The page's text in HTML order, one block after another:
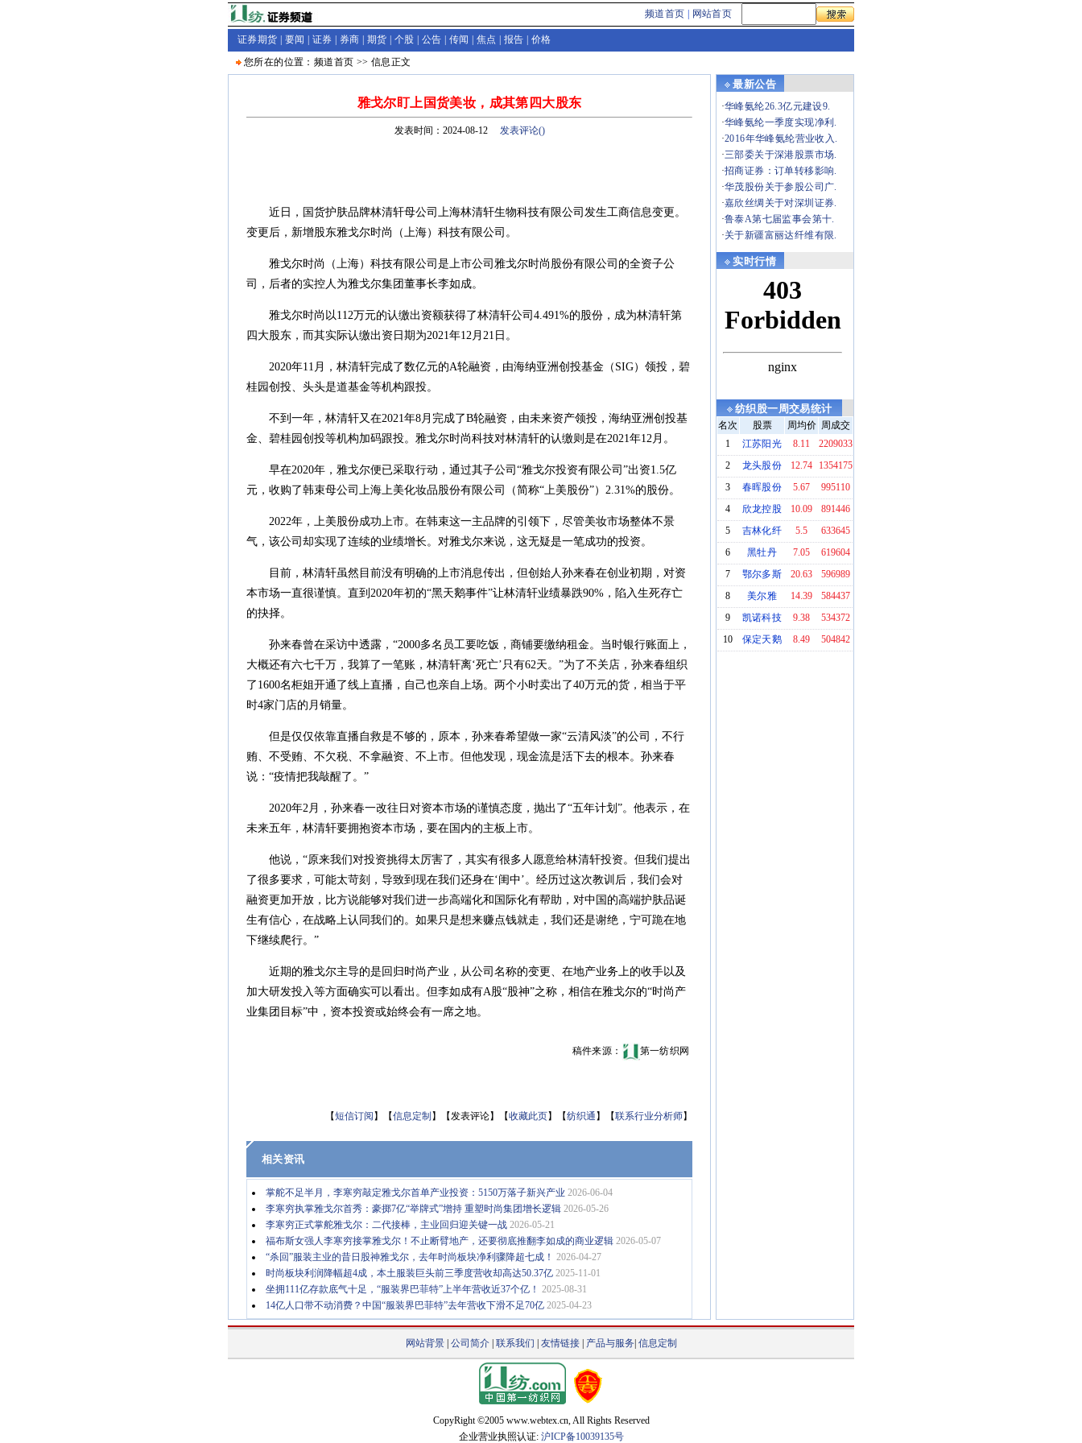
频道首页 网站首页
证券期货 | 要闻 证券 券商 期货 个股 公告 传闻 焦点 报告
价格
您所在的位置： 频道首页 >>信息正文
雅戈尔盯上国货美妆，成其第四大股东
发表时间：2024-08-12 发表评论()
近日，国货护肤品牌林清轩母公司上海林清轩生物科技有限公司发生工商信息变更。
变更后，新增股东雅戈尔时尚（上海）科技有限公司。
雅戈尔时尚（上海）科技有限公司是上市公司雅戈尔时尚股份有限公司的全资子公
司，后者的实控人为雅戈尔集团董事长李如成。
雅戈尔时尚以112万元的认缴出资额获得了林清轩公司4.491%的股份，成为林清轩第
四大股东，而其实际认缴出资日期为2021年12月21日。
2020年11月，林清轩完成了数亿元的A轮融资，由海纳亚洲创投基金（SIG）领投，碧
桂园创投、头头是道基金等机构跟投。
不到一年，林清轩又在2021年8月完成了B轮融资，由未来资产领投，海纳亚洲创投基
金、碧桂园创投等机构加码跟投。雅戈尔时尚科技对林清轩的认缴则是在2021年12月。
早在2020年，雅戈尔便已采取行动，通过其子公司“雅戈尔投资有限公司”出资1.5亿
元，收购了韩束母公司上海上美化妆品股份有限公司（简称“上美股份”）2.31%的股份。
2022年，上美股份成功上市。在韩束这一主品牌的引领下，尽管美妆市场整体不景
气，该公司却实现了连续的业绩增长。对雅戈尔来说，这无疑是一笔成功的投资。
目前，林清轩虽然目前没有明确的上市消息传出，但创始人孙来春在创业初期，对资
本市场一直很谨慎。直到2020年初的“黑天鹅事件”让林清轩业绩暴跌90%，陷入生死存亡
的抉择。
孙来春曾在采访中透露，“2000多名员工要吃饭，商铺要缴纳租金。当时银行账面上，
大概还有六七千万，我算了一笔账，林清轩离‘死亡’只有62天。”为了不关店，孙来春组织
了1600名柜姐开通了线上直播，自己也亲自上场。两个小时卖出了40万元的货，相当于平
时4家门店的月销量。
但是仅仅依靠直播自救是不够的，原本，孙来春希望做一家“云清风淡”的公司，不行
贿、不受贿、不欠税、不拿融资、不上市。但他发现，现金流是活下去的根本。孙来春
说：“疫情把我敲醒了。”
2020年2月，孙来春一改往日对资本市场的谨慎态度，抛出了“五年计划”。他表示，在
未来五年，林清轩要拥抱资本市场，要在国内的主板上市。
他说，“原来我们对投资挑得太厉害了，其实有很多人愿意给林清轩投资。但我们提出
了很多要求，可能太苛刻，导致到现在我们还身在‘闺中’。经历过这次教训后，我们会对
融资更加开放，比方说能够对我们进一步高端化和国际化有帮助，对中国的高端护肤品诞
生有信心，在战略上认同我们的。如果只是想来赚点钱就走，我们还是谢绝，宁可跪在地
下继续爬行。”
近期的雅戈尔主导的是回归时尚产业，从公司名称的变更、在地产业务上的收手以及
加大研发投入等方面确实可以看出。但李如成有A股“股神”之称，相信在雅戈尔的“时尚产
业集团目标”中，资本投资或始终会有一席之地。
稿件来源： 第一纺织网
【短信订阅 】【信息定制 】【发表评论】【收藏此页】【纺织通 】【联系行业分析师】
相关资讯
掌舵不足半月，李寒穷敲定雅戈尔首单产业投资：5150万落子新兴产业 2026-06-04
李寒穷执掌雅戈尔首秀：豪掷7亿“举牌式”增持 重塑时尚集团增长逻辑 2026-05-26
李寒穷正式掌舵雅戈尔：二代接棒，主业回归迎关键一战 2026-05-21
福布斯女强人李寒穷接掌雅戈尔！不止断臂地产，还要彻底推翻李如成的商业逻辑 2026-05-07
“杀回”服装主业的昔日股神雅戈尔，去年时尚板块净利骤降超七成！ 2026-04-27
时尚板块利润降幅超4成，本土服装巨头前三季度营收却高达50.37亿 2025-11-01
坐拥111亿存款底气十足，“服装界巴菲特”上半年营收近37个亿！ 2025-08-31
14亿人口带不动消费？中国“服装界巴菲特”去年营收下滑不足70亿 2025-04-23
最新公告
·华峰氨纶26.3亿元建设9.
·华峰氨纶一季度实现净利.
·2016年华峰氨纶营业收入.
·三部委关于深港股票市场.
·招商证券：订单转移影响.
·华茂股份关于参股公司广.
·嘉欣丝绸关于对深圳证券.
·鲁泰A第七届监事会第十.
·关于新疆富丽达纤维有限.
实时行情
纺织股一周交易统计
名次 股票 周均价 周成交
1
江苏阳光 8.11
2209033
2
龙头股份 12.74
1354175
3
春晖股份 5.67
995110
4
欣龙控股 10.09
891446
5
吉林化纤 5.5
633645
6
黑牡丹 7.05
619604
7
鄂尔多斯 20.63
596989
8
美尔雅 14.39
584437
9
凯诺科技 9.38
534372
10
保定天鹅 8.49 504842
网站背景| 公司简介| 联系我们 友情链接| 产品与服务 信息定制
CopyRight ©2005 www.webtex.cn, All Rights Reserved
企业营业执照认证: 沪ICP备10039135号